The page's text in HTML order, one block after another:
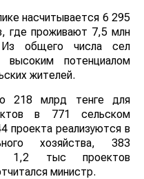
насчитывается 6 295
где проживают 7,5 млн
общего числа сел
потенциалом
жителей.
218 млрд тенге для
в 771 сельском
проекта реализуются в
хозяйства, 383
1,2 тыс проектов
министр.